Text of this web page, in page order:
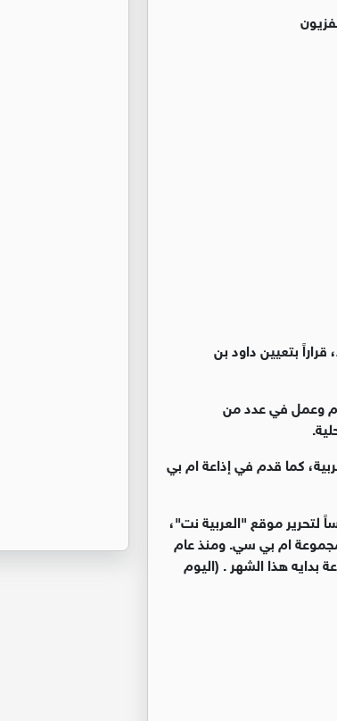
بتعيين داود بن
تخرج داود الشريان فى قسم الإعلام بجامعة الملك سعود، وبدأ حياته الصحفية عام ١٩٧٦م وعمل في عدد من
كما قدم في إذاعة ام بي
لتحرير موقع "العربية نت"،
ام بي سي. ومنذ عام
بدايه هذا الشهر . (اليوم